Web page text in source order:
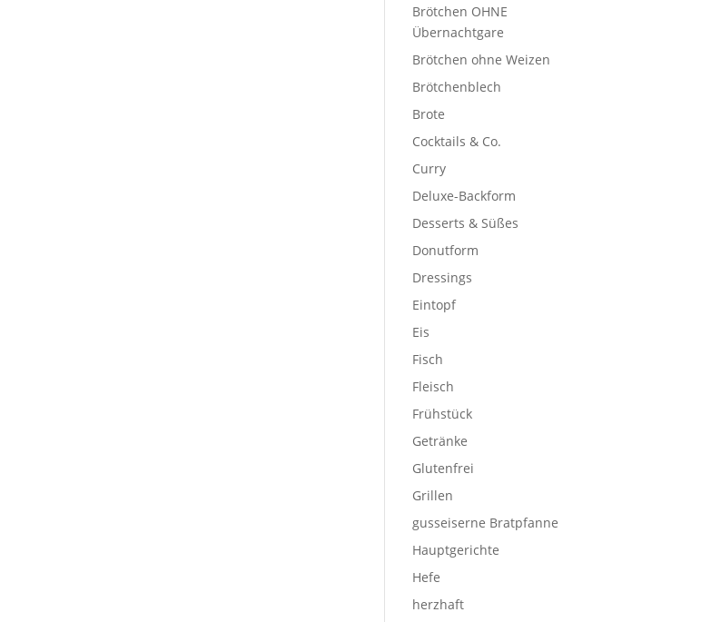
Brötchen OHNE
Übernachtgare
Brötchen ohne Weizen
Brötchenblech
Brote
Cocktails & Co.
Curry
Deluxe-Backform
Desserts & Süßes
Donutform
Dressings
Eintopf
Eis
Fisch
Fleisch
Frühstück
Getränke
Glutenfrei
Grillen
gusseiserne Bratpfanne
Hauptgerichte
Hefe
herzhaft